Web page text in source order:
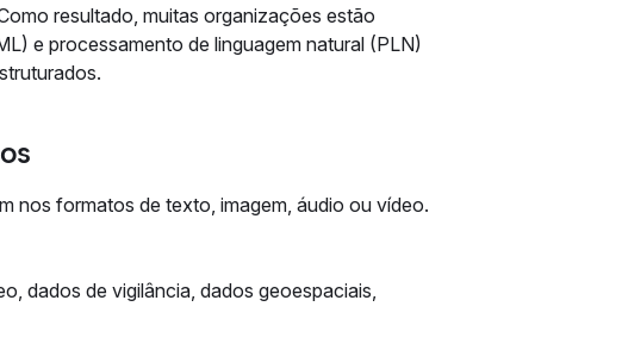
resultado, muitas organizações estão
e processamento de linguagem natural (PLN)
nos formatos de texto, imagem, áudio ou vídeo.
dados de vigilância, dados geoespaciais,